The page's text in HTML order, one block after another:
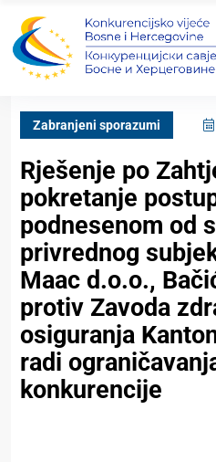
Zabranjeni sporazumi
Rješenje po
pokretanje
podnesenom od
privrednog
Maac d.o.o.,
protiv Zavoda
osiguranja
radi
konkurencije